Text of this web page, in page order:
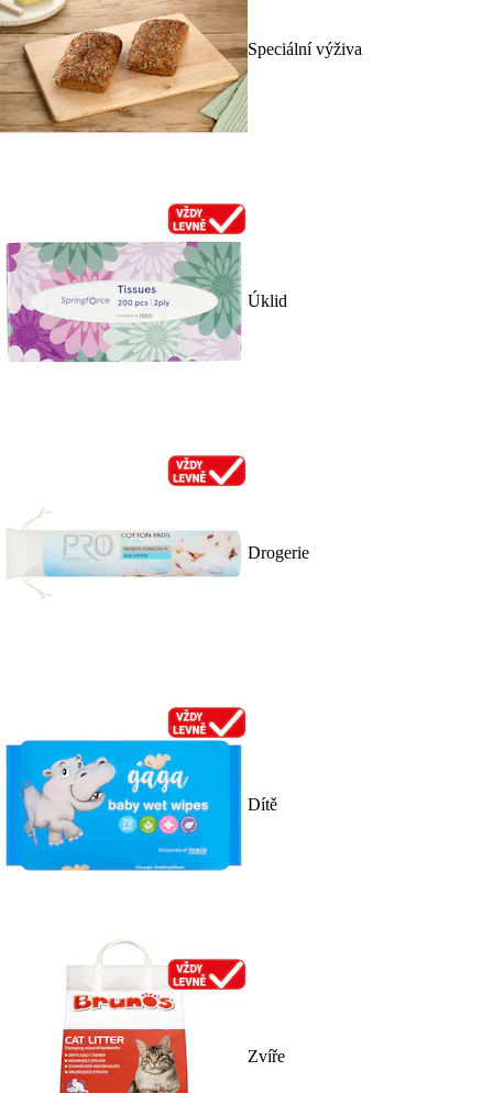
Speciální výživa
Úklid
Drogerie
Dítě
Zvíře